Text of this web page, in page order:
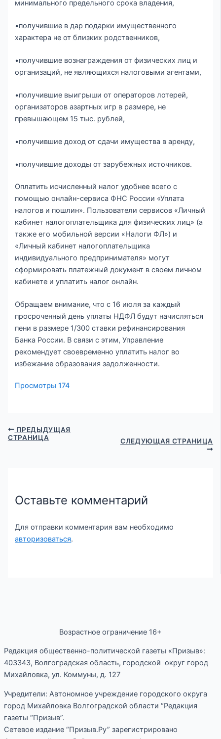
минимального предельного срока владения,
•получившие в дар подарки имущественного
характера не от близких родственников,
•получившие вознаграждения от физических лиц и
организаций, не являющихся налоговыми агентами,
•получившие выигрыши от операторов лотерей,
организаторов азартных игр в размере, не
превышающем 15 тыс. рублей,
•получившие доход от сдачи имущества в аренду,
•получившие доходы от зарубежных источников.
Оплатить исчисленный налог удобнее всего с
помощью онлайн-сервиса ФНС России «Уплата
налогов и пошлин». Пользователи сервисов «Личный
кабинет налогоплательщика для физических лиц» (а
также его мобильной версии «Налоги ФЛ») и
«Личный кабинет налогоплательщика
индивидуального предпринимателя» могут
сформировать платежный документ в своем личном
кабинете и уплатить налог онлайн.
Обращаем внимание, что с 16 июля за каждый
просроченный день уплаты НДФЛ будут начисляться
пени в размере 1/300 ставки рефинансирования
Банка России. В связи с этим, Управление
рекомендует своевременно уплатить налог во
избежание образования задолженности.
Просмотры 174
ПРЕДЫДУЩАЯ
СТРАНИЦА
СЛЕДУЮЩАЯ СТРАНИЦА
Оставьте комментарий
Для отправки комментария вам необходимо
авторизоваться.
Возрастное ограничение 16+
Редакция общественно-политической газеты «Призыв»:
403343, Волгоградская область, городской округ город
Михайловка, ул. Коммуны, д. 127
Учредители: Автономное учреждение городского округа
город Михайловка Волгоградской области “Редакция
газеты “Призыв”.
Сетевое издание “Призыв.Ру” зарегистрировано